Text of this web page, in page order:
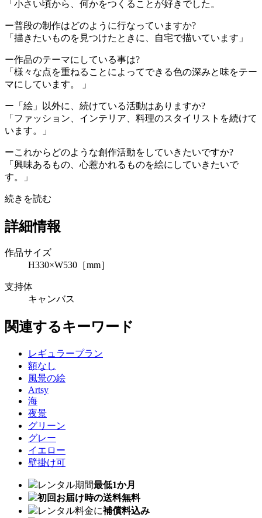
「小さい頃から、何かをつくることが好きでした。
ー普段の制作はどのように行なっていますか?
「描きたいものを見つけたときに、自宅で描いています」
ー作品のテーマにしている事は?
「様々な点を重ねることによってできる色の深みと味をテー
マにしています。 」
ー「絵」以外に、続けている活動はありますか?
「ファッション、インテリア、料理のスタイリストを続けて
います。」
ーこれからどのような創作活動をしていきたいですか?
「興味あるもの、心惹かれるものを絵にしていきたいで
す。」
続きを読む
詳細情報
作品サイズ
H330×W530［mm］
支持体
キャンバス
関連するキーワード
レギュラープラン
額なし
風景の絵
Artsy
海
夜景
グリーン
グレー
イエロー
壁掛け可
レンタル期間最低1か月
初回お届け時の送料無料
レンタル料金に補償料込み